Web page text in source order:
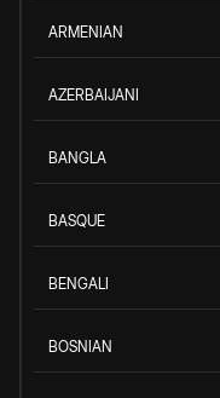
ARMENIAN
AZERBAIJANI
BANGLA
BASQUE
BENGALI
BOSNIAN